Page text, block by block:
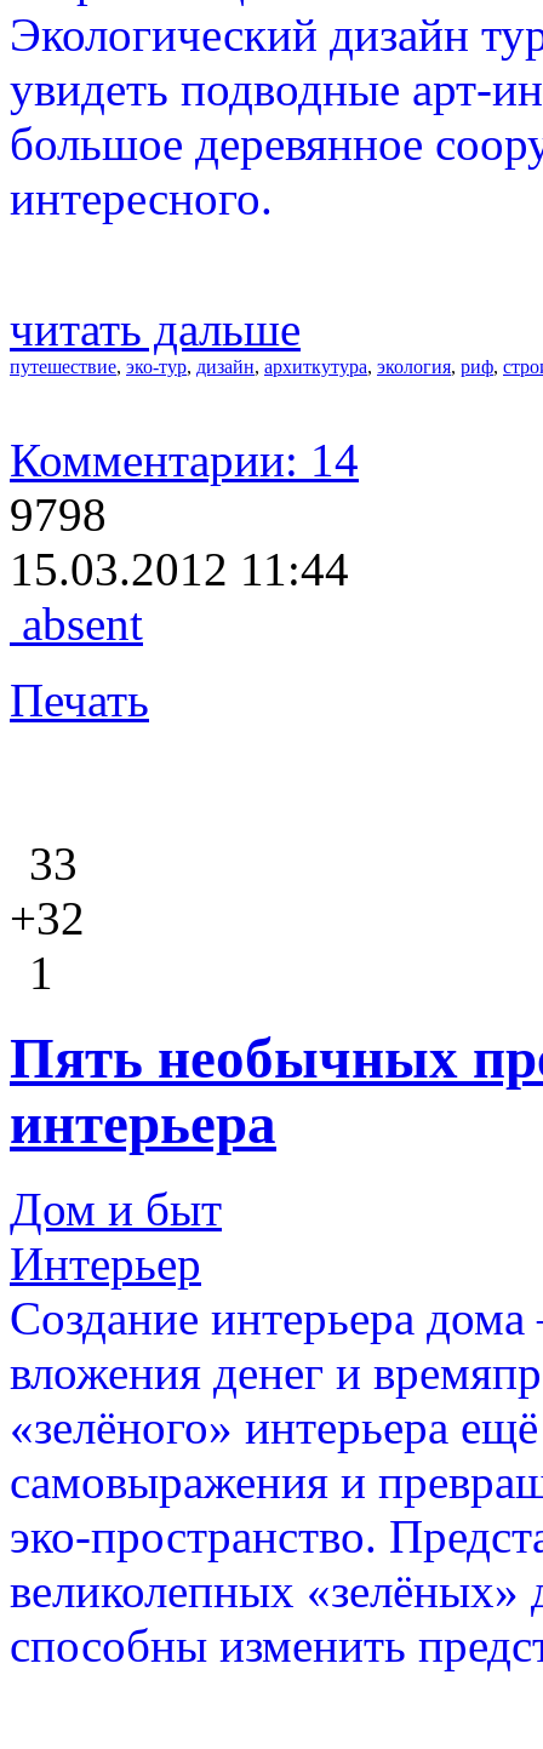
Экологический дизайн
увидеть подводные арт-
большое деревянное
интересного.
читать дальше
путешествие, эко-тур, дизайн, архиткутура, экология, риф,
Комментарии: 14
9798
15.03.2012 11:44
absent
Печать
33
+32
1
Пять необычных
интерьера
Дом и быт
Интерьер
Создание интерьера
вложения денег и
«зелёного» интерьера
самовыражения и
эко-пространство.
великолепных «зелёных»
способны изменить